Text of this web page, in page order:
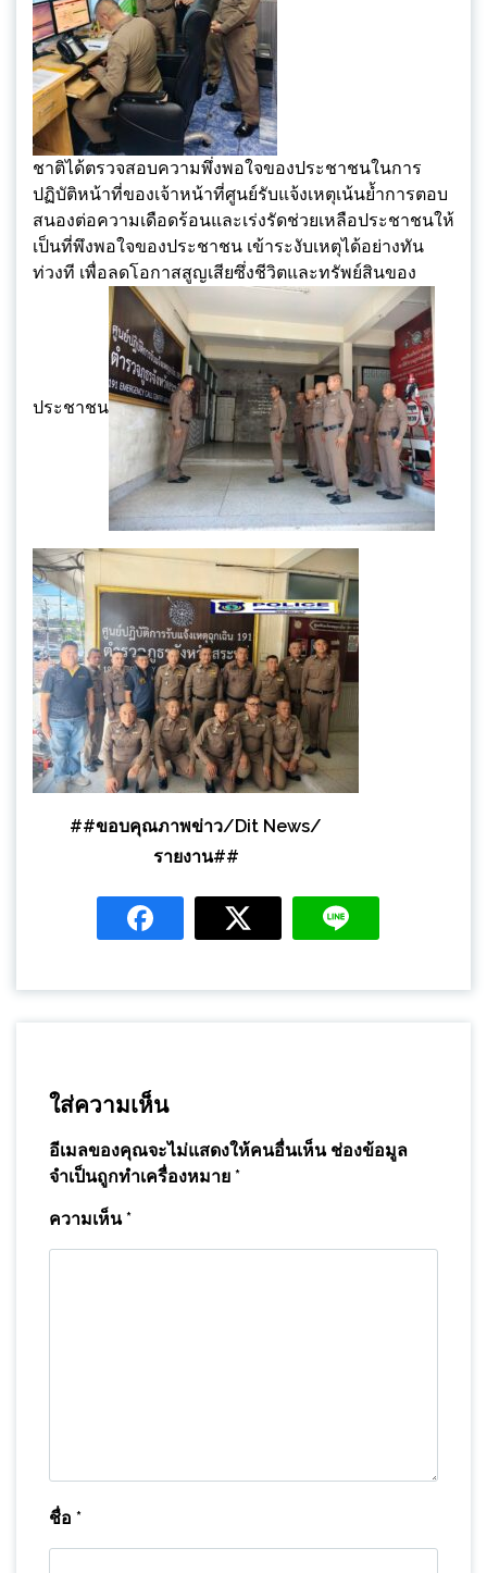
ชาติได้ตรวจสอบความพึ่งพอใจของประชาชนในการ
ปฏิบัติหน้าที่ของเจ้าหน้าที่ศูนย์รับแจ้งเหตุเน้นย้ำการตอบ
สนองต่อความเดือดร้อนและเร่งรัดช่วยเหลือประชาชนให้
เป็นที่พึงพอใจของประชาชน เข้าระงับเหตุได้อย่างทัน
ท่วงที เพื่อลดโอกาสสูญเสียซึ่งชีวิตและทรัพย์สินของ
ประชาชน
##ขอบคุณภาพข่าว/Dit News/
รายงาน##
ใส่ความเห็น
อีเมลของคุณจะไม่แสดงให้คนอื่นเห็น ช่องข้อมูล
จำเป็นถูกทำเครื่องหมาย *
ความเห็น*
ชื่อ *